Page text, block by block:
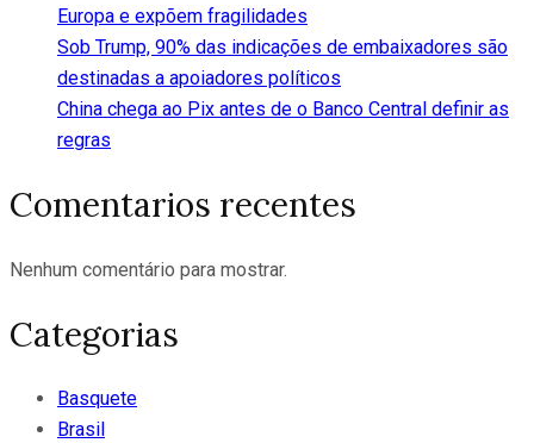
Europa e expõem fragilidades
Sob Trump, 90% das indicações de embaixadores são
destinadas a apoiadores políticos
China chega ao Pix antes de o Banco Central definir as
regras
Comentarios recentes
Nenhum comentário para mostrar.
Categorias
Basquete
Brasil